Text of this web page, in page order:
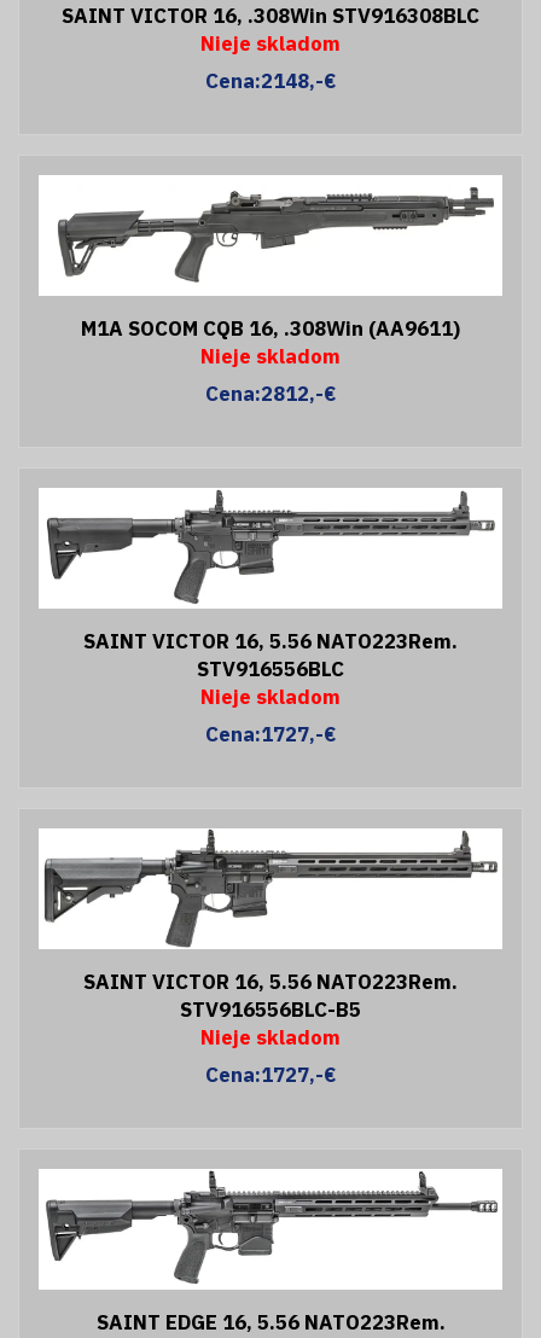
SAINT VICTOR 16, .308Win STV916308BLC
Nieje skladom
Cena:2148,-€
M1A SOCOM CQB 16, .308Win (AA9611)
Nieje skladom
Cena:2812,-€
SAINT VICTOR 16, 5.56 NATO223Rem.
STV916556BLC
Nieje skladom
Cena:1727,-€
SAINT VICTOR 16, 5.56 NATO223Rem.
STV916556BLC-B5
Nieje skladom
Cena:1727,-€
SAINT EDGE 16, 5.56 NATO223Rem.